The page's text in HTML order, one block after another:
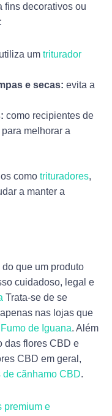
fins decorativos ou
utiliza um triturador
e secas: evita a
como recipientes de
melhorar a
como trituradores,
a manter a
que um produto
cuidadoso, legal e
Trata-se de se
nas lojas que
Fumo de Iguana. Além
das flores CBD e
CBD em geral,
cãnhamo CBD.
premium e